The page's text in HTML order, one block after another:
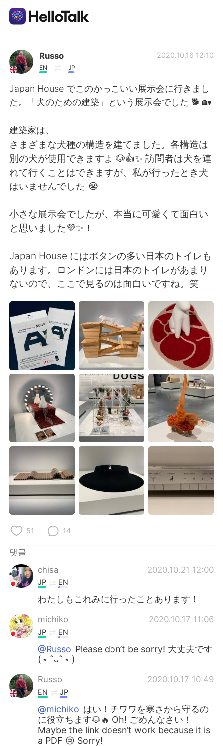
언어 교환 앱
AI Grammar Checker
한국어
English 简体中文
繁體中文 Español
Deutsch
Русский ไทย
Indonesia Italiano
Türkçe Tiếng Việt
Português
Russo
EN JP
2020.10.16 12:10
Japan House でこのかっこいい展示会に行きまし
た。「犬のための建築」という展示会でした 🐕 🏡
建築家は、
さまざまな犬種の構造を建てました。各構造は
別の犬が使用できますよ 🐶👍✨ 訪問者は犬を連
れて行くことはできますが、私が行ったとき犬
はいませんでした 😭
小さな展示会でしたが、本当に可愛くて面白い
と思いました💜✨！
Japan House にはボタンの多い日本のトイレも
あります。ロンドンには日本のトイレがあまり
ないので、ここで見るのは面白いですね。笑
51 14
댓글
chisa
2020.10.21 12:00
JP EN
わたしもこれみに行ったことあります！
michiko 2020.10.17 11:06
JP EN
@Russo Please don’t be sorry! 大丈夫です
(﹡ˆᴗˆ﹡)
Russo 2020.10.17 10:49
EN JP
@michiko はい！チワワを寒さから守るの
に役立ちます🐶🔥 Oh! ごめんなさい！
Maybe the link doesn’t work because it is
a PDF 😢 Sorry!